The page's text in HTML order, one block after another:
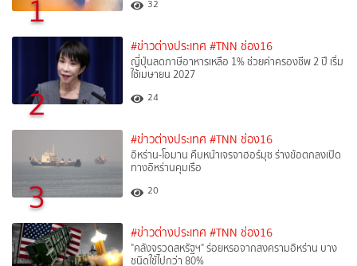
1 32
2
#ข่าวต่างประเทศ #TNN ช่อง16
ญี่ปุ่นลดภาษีอาหารเหลือ 1% ช่วยค่าครองชีพ 2 ปี เริ่ม
ใช้เมษายน 2027
24
3
#ข่าวต่างประเทศ #TNN ช่อง16
อิหร่าน-โอมาน คืบหน้าเจรจาฮอร์มุซ ร่างข้อตกลงเปิด
ทางอิหร่านคุมเรือ
20
#ข่าวต่างประเทศ #TNN ช่อง16
"คลังจรวดสหรัฐฯ" ร่อยหรอจากสงครามอิหร่าน บาง
ชนิดใช้ไปกว่า 80%